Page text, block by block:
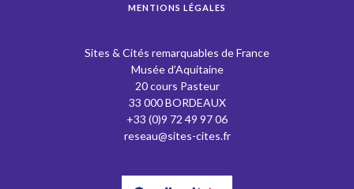
MENTIONS LÉGALES
Sites & Cités remarquables de France
Musée d’Aquitaine
20 cours Pasteur
33 000 BORDEAUX
+33 (0)9 72 49 97 06
reseau@sites-cites.fr